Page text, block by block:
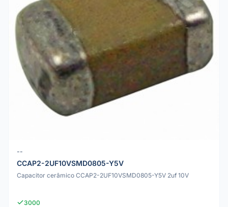
--
CCAP2-2UF10VSMD0805-Y5V
Capacitor cerâmico CCAP2-2UF10VSMD0805-Y5V 2uf 10V
3000